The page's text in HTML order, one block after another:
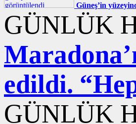
Güneş’in
GÜNLÜK
edildi.
GÜNLÜK